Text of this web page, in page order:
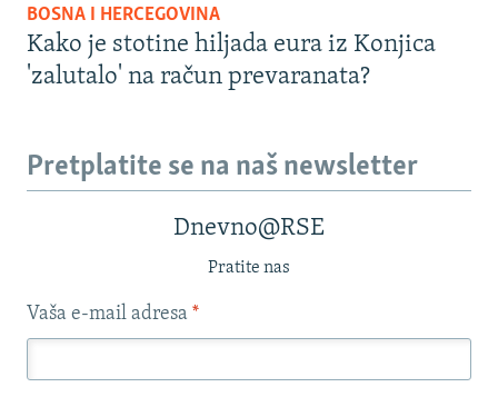
BOSNA I HERCEGOVINA
Kako je stotine hiljada eura iz Konjica
'zalutalo' na račun prevaranata?
Pretplatite se na naš newsletter
Dnevno@RSE
Pratite nas
Vaša e-mail adresa *